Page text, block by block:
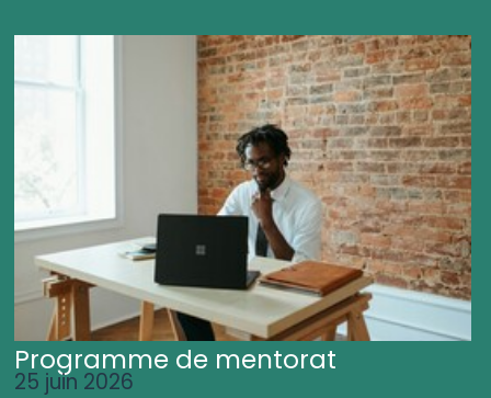
Programme de mentorat
25 juin 2026